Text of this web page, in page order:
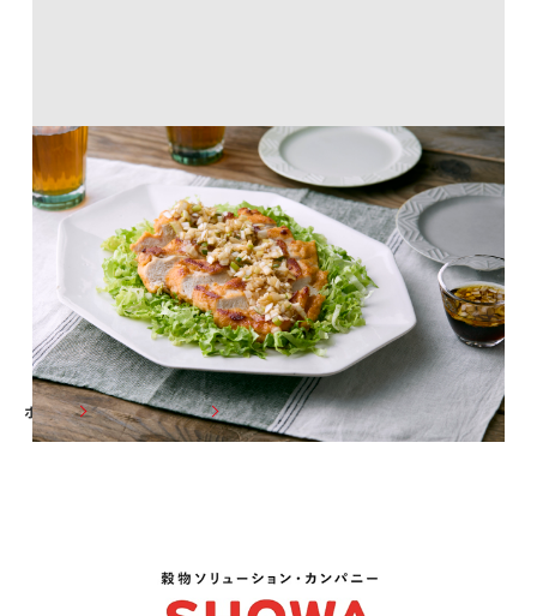
鶏むね肉の焼きからあげ 油淋鶏風
2 3 4 5 6 7 次へ
ホーム おすすめレシピ レシピ一覧